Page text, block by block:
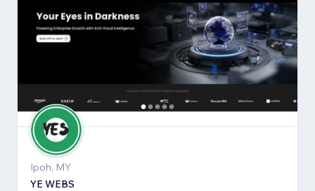
Ipoh, MY
YE WEBS